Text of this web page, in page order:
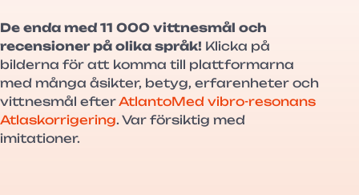
De enda med 11 000 vittnesmål och
recensioner på olika språk! Klicka på
bilderna för att komma till plattformarna
med många åsikter, betyg, erfarenheter och
vittnesmål efterAtlantoMed vibro-resonans
Atlaskorrigering. Var försiktig med
imitationer.